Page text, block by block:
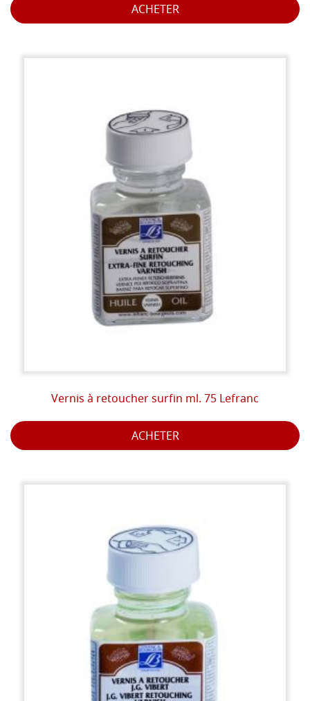
ACHETER
Vernis à retoucher surfin ml. 75 Lefranc
ACHETER